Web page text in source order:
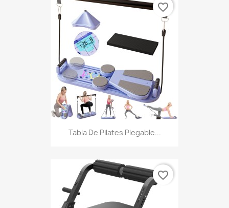
Tabla De Pilates Plegable...
favorite_border
favorite_border